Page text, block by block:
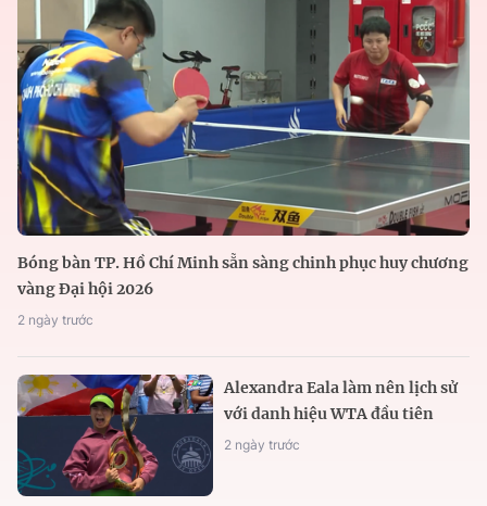
Bóng bàn TP. Hồ Chí Minh sẵn sàng chinh phục huy chương
vàng Đại hội 2026
2 ngày trước
Alexandra Eala làm nên lịch sử
với danh hiệu WTA đầu tiên
2 ngày trước